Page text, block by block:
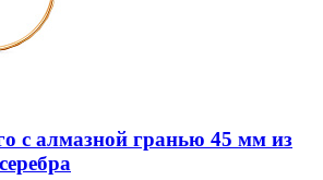
с алмазной гранью 45 мм из